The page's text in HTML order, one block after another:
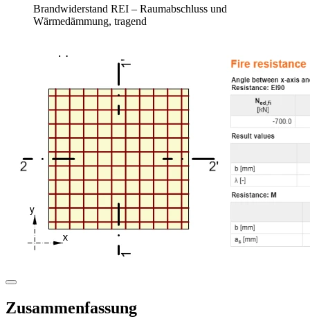
Brandwiderstand REI – Raumabschluss und
Wärmedämmung, tragend
Zusammenfassung